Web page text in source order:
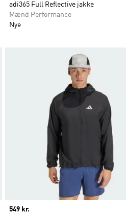
adi365 Full Reflective jakke
Mænd Performance
Nye
Price
549 kr.